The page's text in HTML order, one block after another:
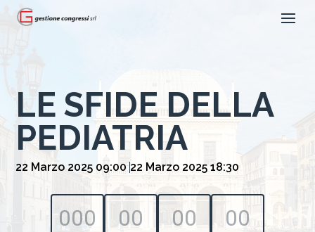
LE SFIDE DELLA
PEDIATRIA
22 Marzo 2025 09:00 22 Marzo 2025 18:30
000 00 00 00